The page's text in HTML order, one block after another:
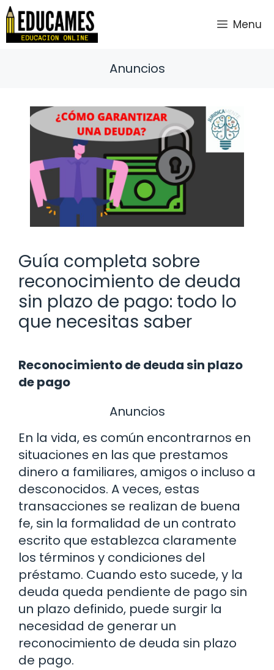
Saltar
contenido
Menu
Anuncios
Guía completa sobre
reconocimiento de deuda
sin plazo de pago: todo lo
que necesitas saber
Reconocimiento de deuda sin plazo
de pago
Anuncios
En la vida, es común encontrarnos en
situaciones en las que prestamos
dinero a familiares, amigos o incluso a
desconocidos. A veces, estas
transacciones se realizan de buena
fe, sin la formalidad de un contrato
escrito que establezca claramente
los términos y condiciones del
préstamo. Cuando esto sucede, y la
deuda queda pendiente de pago sin
un plazo definido, puede surgir la
necesidad de generar un
reconocimiento de deuda sin plazo
de pago.